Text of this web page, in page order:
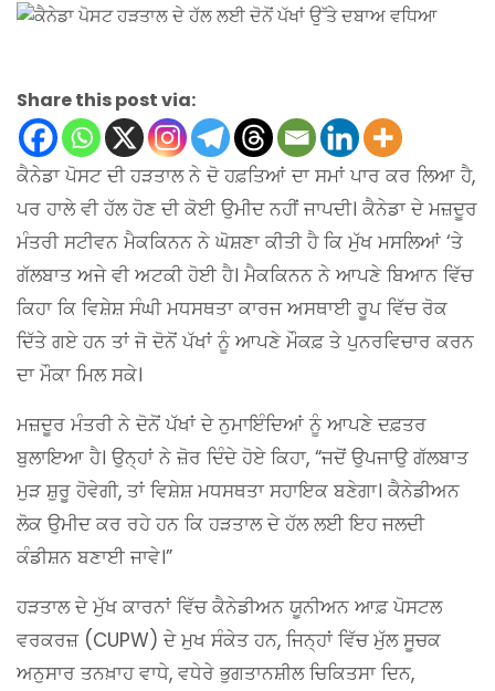
Share this post via:
ਕੈਨੇਡਾ ਪੋਸਟ ਦੀ ਹੜਤਾਲ ਨੇ ਦੋ ਹਫ਼ਤਿਆਂ ਦਾ ਸਮਾਂ ਪਾਰ ਕਰ ਲਿਆ ਹੈ,
ਪਰ ਹਾਲੇ ਵੀ ਹੱਲ ਹੋਣ ਦੀ ਕੋਈ ਉਮੀਦ ਨਹੀਂ ਜਾਪਦੀ। ਕੈਨੇਡਾ ਦੇ ਮਜ਼ਦੂਰ
ਮੰਤਰੀ ਸਟੀਵਨ ਮੈਕਕਿਨਨ ਨੇ ਘੋਸ਼ਣਾ ਕੀਤੀ ਹੈ ਕਿ ਮੁੱਖ ਮਸਲਿਆਂ ‘ਤੇ
ਗੱਲਬਾਤ ਅਜੇ ਵੀ ਅਟਕੀ ਹੋਈ ਹੈ। ਮੈਕਕਿਨਨ ਨੇ ਆਪਣੇ ਬਿਆਨ ਵਿੱਚ
ਕਿਹਾ ਕਿ ਵਿਸ਼ੇਸ਼ ਸੰਘੀ ਮਧਸਥਤਾ ਕਾਰਜ ਅਸਥਾਈ ਰੂਪ ਵਿੱਚ ਰੋਕ
ਦਿੱਤੇ ਗਏ ਹਨ ਤਾਂ ਜੋ ਦੋਨੋਂ ਪੱਖਾਂ ਨੂੰ ਆਪਣੇ ਮੌਕਫ਼ ਤੇ ਪੁਨਰਵਿਚਾਰ ਕਰਨ
ਦਾ ਮੌਕਾ ਮਿਲ ਸਕੇ।
ਮਜ਼ਦੂਰ ਮੰਤਰੀ ਨੇ ਦੋਨੋਂ ਪੱਖਾਂ ਦੇ ਨੁਮਾਇੰਦਿਆਂ ਨੂੰ ਆਪਣੇ ਦਫ਼ਤਰ
ਬੁਲਾਇਆ ਹੈ। ਉਨ੍ਹਾਂ ਨੇ ਜ਼ੋਰ ਦਿੰਦੇ ਹੋਏ ਕਿਹਾ, “ਜਦੋਂ ਉਪਜਾਉ ਗੱਲਬਾਤ
ਮੁੜ ਸ਼ੁਰੂ ਹੋਵੇਗੀ, ਤਾਂ ਵਿਸ਼ੇਸ਼ ਮਧਸਥਤਾ ਸਹਾਇਕ ਬਣੇਗਾ। ਕੈਨੇਡੀਅਨ
ਲੋਕ ਉਮੀਦ ਕਰ ਰਹੇ ਹਨ ਕਿ ਹੜਤਾਲ ਦੇ ਹੱਲ ਲਈ ਇਹ ਜਲਦੀ
ਕੰਡੀਸ਼ਨ ਬਣਾਈ ਜਾਵੇ।”
ਹੜਤਾਲ ਦੇ ਮੁੱਖ ਕਾਰਨਾਂ ਵਿੱਚ ਕੈਨੇਡੀਅਨ ਯੂਨੀਅਨ ਆਫ਼ ਪੋਸਟਲ
ਵਰਕਰਜ਼ (CUPW) ਦੇ ਮੁਖ ਸੰਕੇਤ ਹਨ, ਜਿਨ੍ਹਾਂ ਵਿੱਚ ਮੁੱਲ ਸੂਚਕ
ਅਨੁਸਾਰ ਤਨਖ਼ਾਹ ਵਾਧੇ, ਵਧੇਰੇ ਭੁਗਤਾਨਸ਼ੀਲ ਚਿਕਿਤਸਾ ਦਿਨ,